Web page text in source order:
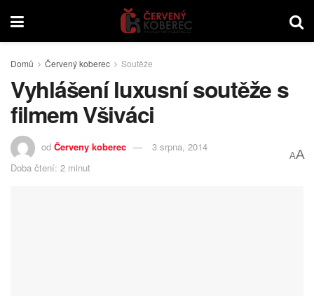
Domů Červený koberec Soutěže
Vyhlášení luxusní soutěže s
filmem Všiváci
od Červeny koberec
3 srpna, 2014
Doba čtení: 2 minut
AA